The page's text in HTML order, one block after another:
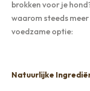
brokken voor je
waarom steeds
voedzame optie:
Natuurlijke